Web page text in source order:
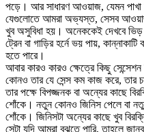
পড়ে। আর সাধারণ আওয়াজ, যেমন
যেগুলোতে আমরা অভ্যস্ত, সেসব
খুব অসুবিধা হয়। অনেককেই দেখবে ভিড়
ট্রেন বা গাড়ির হর্নে ভয় পায়,
হতে পারে।
আবার কারও কারও ক্ষেত্রে কিছু সেন্সেশন
কোনও তার যে সেন্স কম কাজ করে, তার
তার পক্ষে বিপজ্জনক বা অন্যের কাছে
শোঁকে। নতুন কোনও জিনিস পেলে বা
শোঁকে। জিনিসটা অন্যের কাছে খুব
সেটা যদি আমরা বুঝতে পারি, তাহলে